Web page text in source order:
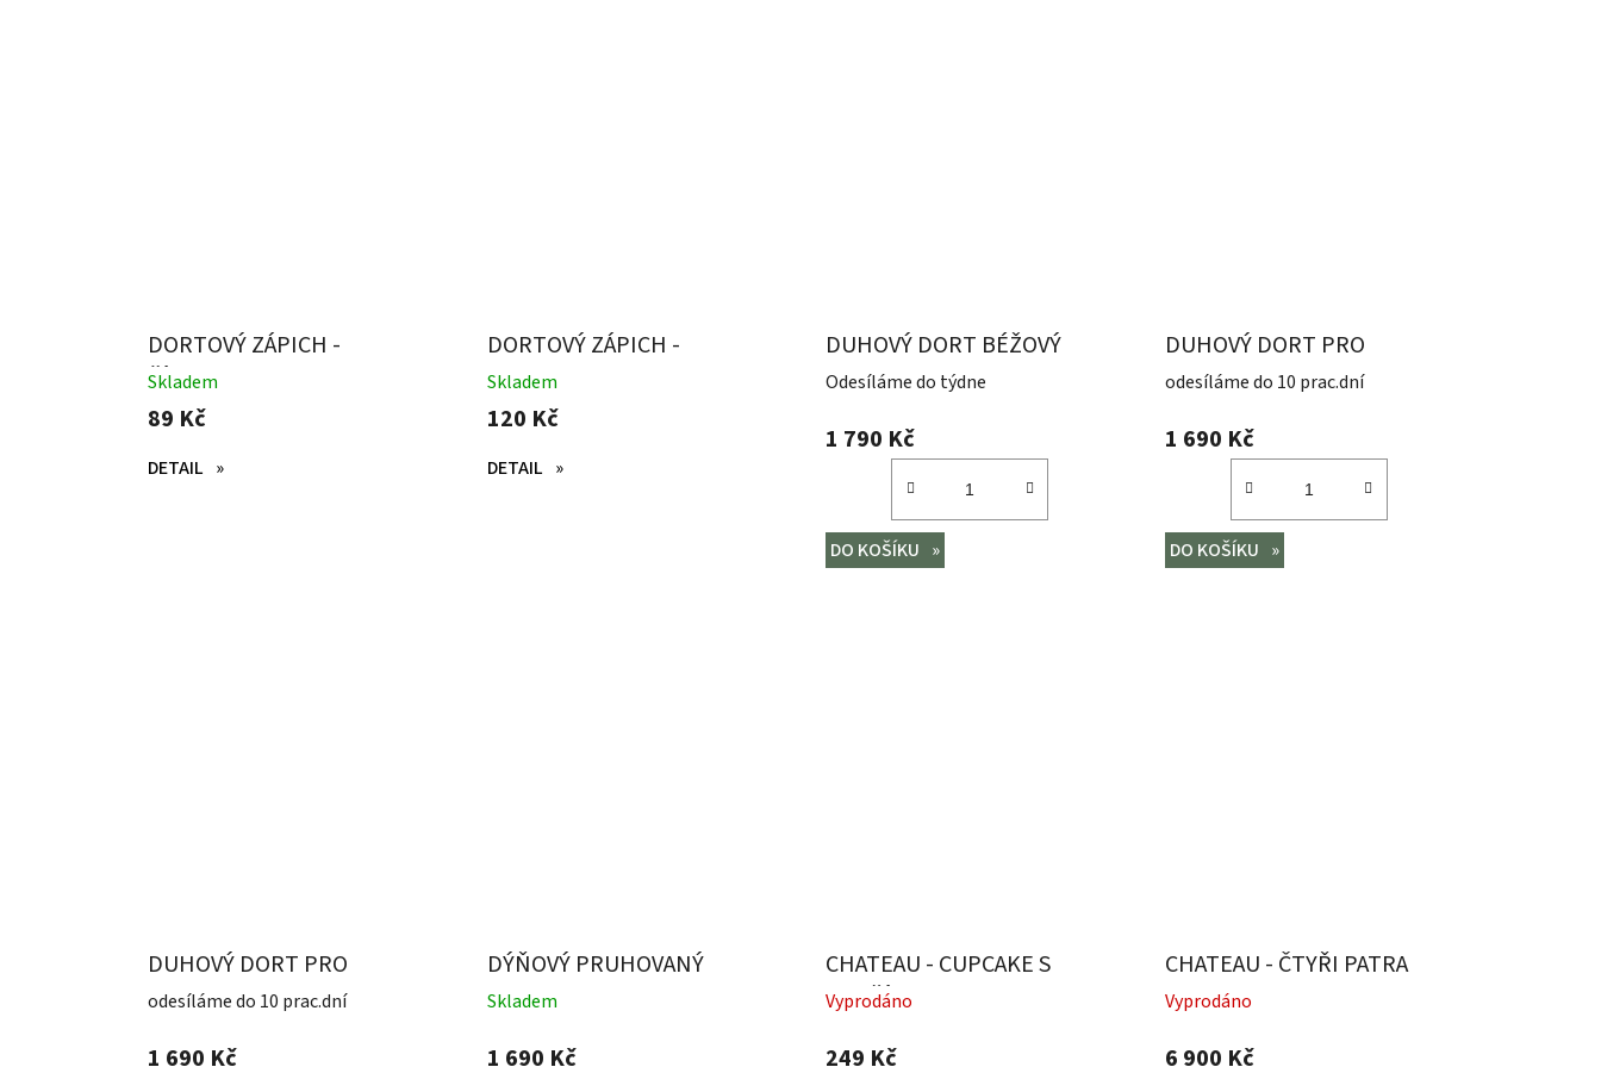
DORTOVÝ ZÁPICH -
ČÍSLICE 1
Skladem
89 Kč
DETAIL
DORTOVÝ ZÁPICH -
MAKRONKA
Skladem
120 Kč
DETAIL
DUHOVÝ DORT BÉŽOVÝ
Odesíláme do týdne
1 790 Kč
DO KOŠÍKU
DUHOVÝ DORT PRO
HOLKY
odesíláme do 10 prac.dní
1 690 Kč
DO KOŠÍKU
DUHOVÝ DORT PRO
KLUKY
odesíláme do 10 prac.dní
1 690 Kč
DÝŇOVÝ PRUHOVANÝ
DORT
Skladem
1 690 Kč
CHATEAU - CUPCAKE S
BROŽÍ
Vyprodáno
249 Kč
CHATEAU - ČTYŘI PATRA
Vyprodáno
6 900 Kč